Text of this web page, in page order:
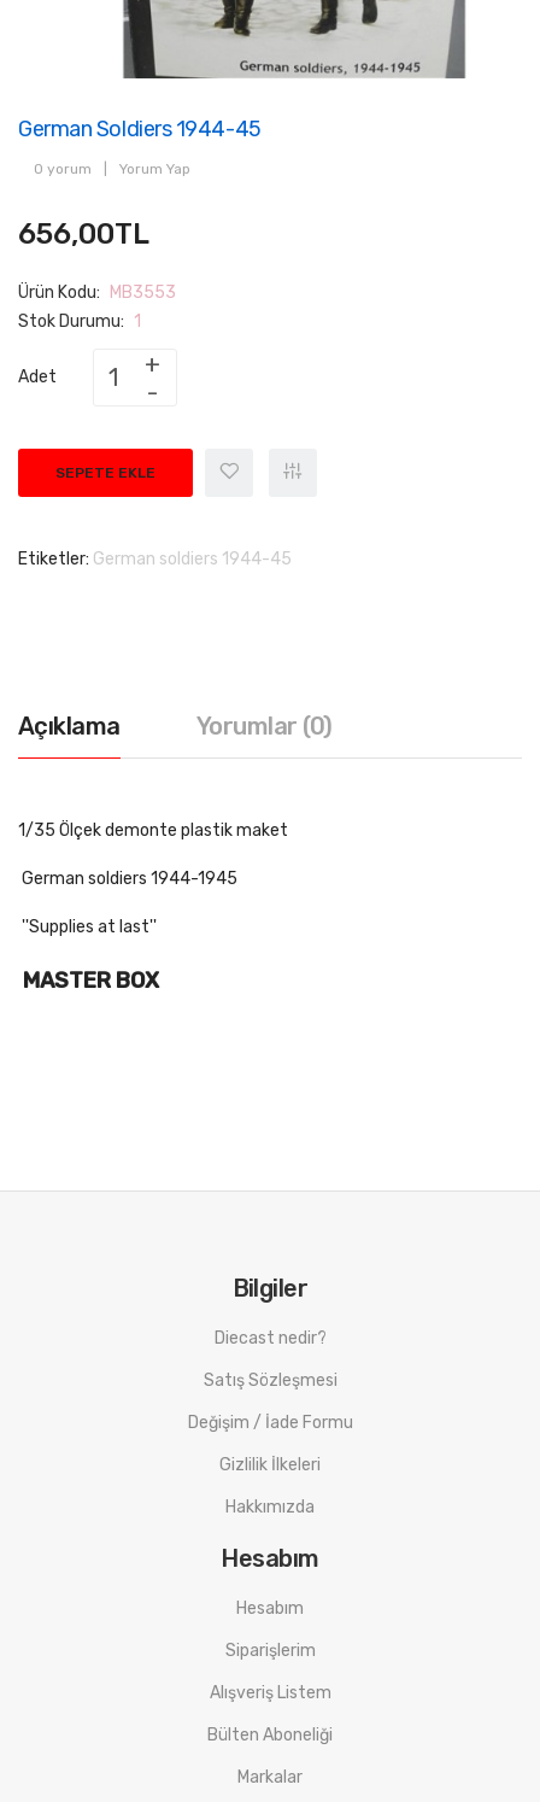
German Soldiers 1944-45
0 yorum Yorum Yap
656,00TL
Ürün Kodu:
MB3553
Stok Durumu: 1
Adet
SEPETE EKLE
Etiketler: German soldiers 1944-45
Açıklama Yorumlar (0)
1/35 Ölçek demonte plastik maket
German soldiers 1944-1945
''Supplies at last''
MASTER BOX
Bilgiler
Diecast nedir?
Satış Sözleşmesi
Değişim / İade Formu
Gizlilik İlkeleri
Hakkımızda
Hesabım
Hesabım
Siparişlerim
Alışveriş Listem
Bülten Aboneliği
Markalar